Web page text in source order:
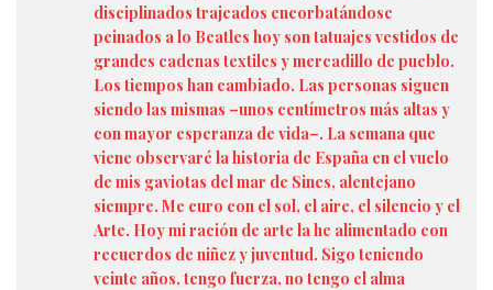
disciplinados trajeados encorbatándose
peinados a lo Beatles hoy son tatuajes vestidos de
grandes cadenas textiles y mercadillo de pueblo.
Los tiempos han cambiado. Las personas siguen
siendo las mismas –unos centímetros más altas y
con mayor esperanza de vida–. La semana que
viene observaré la historia de España en el vuelo
de mis gaviotas del mar de Sines, alentejano
siempre. Me curo con el sol, el aire, el silencio y el
Arte. Hoy mi ración de arte la he alimentado con
recuerdos de niñez y juventud. Sigo teniendo
veinte años, tengo fuerza, no tengo el alma